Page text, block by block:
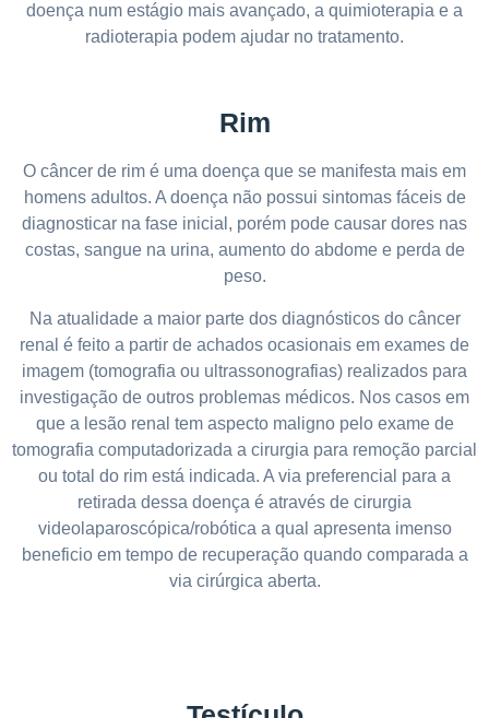
doença num estágio mais avançado, a quimioterapia e a
radioterapia podem ajudar no tratamento.
Rim
O câncer de rim é uma doença que se manifesta mais em
homens adultos. A doença não possui sintomas fáceis de
diagnosticar na fase inicial, porém pode causar dores nas
costas, sangue na urina, aumento do abdome e perda de
peso.
Na atualidade a maior parte dos diagnósticos do câncer
renal é feito a partir de achados ocasionais em exames de
imagem (tomografia ou ultrassonografias) realizados para
investigação de outros problemas médicos. Nos casos em
que a lesão renal tem aspecto maligno pelo exame de
tomografia computadorizada a cirurgia para remoção parcial
ou total do rim está indicada. A via preferencial para a
retirada dessa doença é através de cirurgia
videolaparoscópica/robótica a qual apresenta imenso
beneficio em tempo de recuperação quando comparada a
via cirúrgica aberta.